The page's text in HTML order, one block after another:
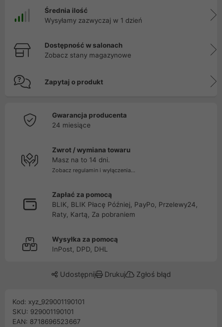
Średnia ilość
Wysyłamy zazwyczaj w 1 dzień
Dostępność w salonach
Zobacz stany magazynowe
Zapytaj o produkt
Gwarancja producenta
24 miesiące
Zwrot / wymiana towaru
Masz na to 14 dni.
Zobacz regulamin i wyłączenia...
Zapłać za pomocą
BLIK, BLIK Płacę Później, PayPo, Przelewy24,
Raty, Kartą, Za pobraniem
Wysyłka za pomocą
InPost, DPD, DHL
Udostępnij Drukuj Zgłoś błąd
Kod: xyz_929001190101
SKU: 929001190101
EAN: 8718696523667